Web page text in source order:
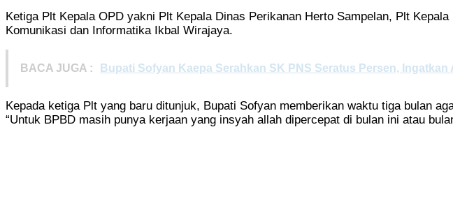
Ketiga Plt Kepala OPD yakni Plt Kepala Dinas Perikanan Herto Sampelan, Plt
Komunikasi dan Informatika Ikbal Wirajaya.
BACA JUGA : Bupati Sofyan Kaepa Serahkan SK PNS Seratus Persen, Ingatkan
Kepada ketiga Plt yang baru ditunjuk, Bupati Sofyan memberikan waktu tiga bulan
“Untuk BPBD masih punya kerjaan yang insyah allah dipercepat di bulan ini atau